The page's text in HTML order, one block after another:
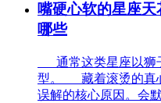
嘴硬心软的星座
哪些
通常这类星座以狮
型。 藏着滚烫的真
误解的核心原因。会